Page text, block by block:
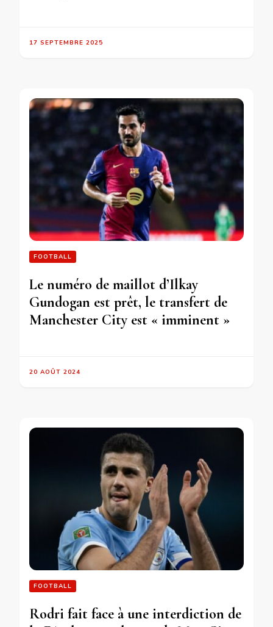
17 SEPTEMBRE 2025
FOOTBALL
Le numéro de maillot d’Ilkay
Gundogan est prêt, le transfert de
Manchester City est « imminent »
20 AOÛT 2024
FOOTBALL
Rodri fait face à une interdiction de